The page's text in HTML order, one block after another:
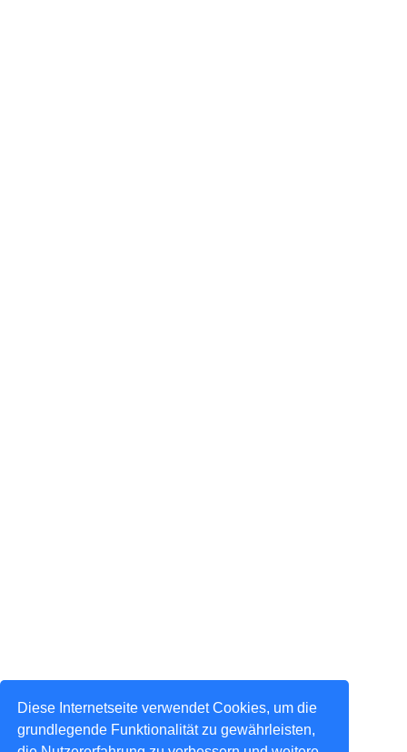
Diese Internetseite verwendet Cookies, um die
grundlegende Funktionalität zu gewährleisten,